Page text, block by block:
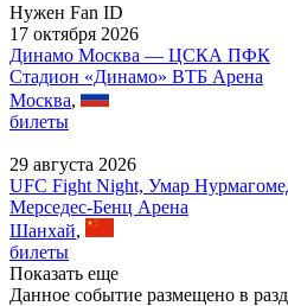
Нужен Fan ID
17 октября 2026
Динамо Москва — ЦСКА ПФК
Стадион «Динамо» ВТБ Арена
Москва,
билеты
29 августа 2026
UFC Fight Night, Умар
Мерседес-Бенц Арена
Шанхай,
билеты
Показать еще
Данное событие размещено в